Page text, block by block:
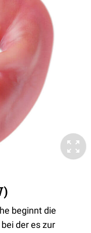
beginnt die
der es zur